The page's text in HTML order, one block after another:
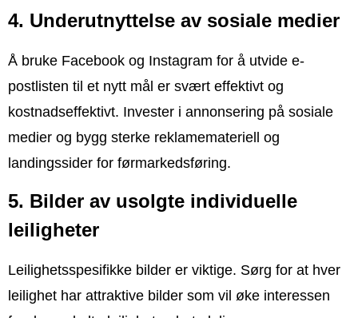
4. Underutnyttelse av sosiale medier
Å bruke Facebook og Instagram for å utvide e-
postlisten til et nytt mål er svært effektivt og
kostnadseffektivt. Invester i annonsering på sosiale
medier og bygg sterke reklamemateriell og
landingssider for førmarkedsføring.
5. Bilder av usolgte individuelle
leiligheter
Leilighetsspesifikke bilder er viktige. Sørg for at hver
leilighet har attraktive bilder som vil øke interessen